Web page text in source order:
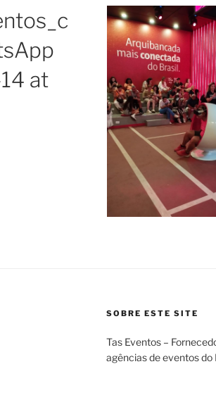
at
SOBRE ESTE SITE
Tas Eventos –
agências de eventos do